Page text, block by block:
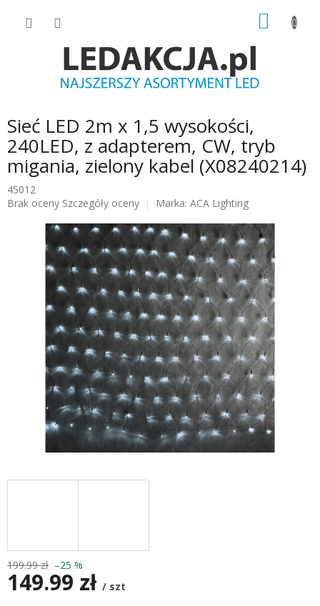
Sieć LED 2m x 1,5 wysokości,
240LED, z adapterem, CW, tryb
migania, zielony kabel (X08240214)
45012
Średnia
Brak oceny Szczegóły oceny Marka: ACA Lighting
199.99 zł –25 %
149.99 zł / szt